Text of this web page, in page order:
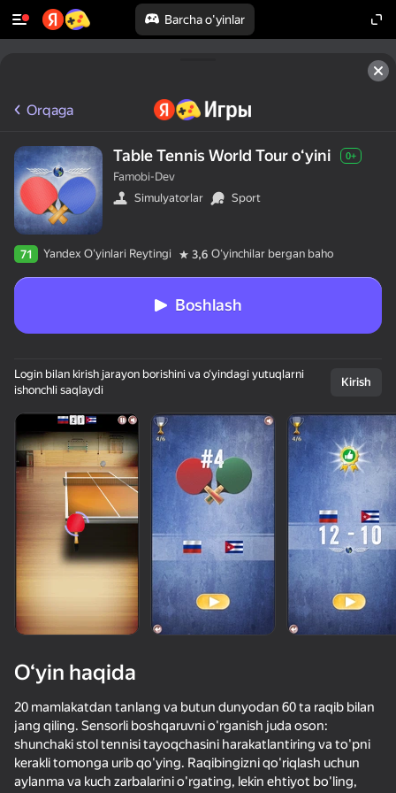
Barcha o'yinlar
Orqaga
Table Tennis World Tour oʻyini 0+
Famobi-Dev
Simulyatorlar
Sport
71 Yandex O'yinlari Reytingi 3,6 Oʻyinchilar bergan baho
Boshlash
Login bilan kirish jarayon borishini va o‘yindagi yutuqlarni
ishonchli saqlaydi
Kirish
O‘yin haqida
20 mamlakatdan tanlang va butun dunyodan 60 ta raqib bilan
jang qiling. Sensorli boshqaruvni o'rganish juda oson:
shunchaki stol tennisi tayoqchasini harakatlantiring va to'pni
kerakli tomonga urib qo'ying. Raqibingizni qo'riqlash uchun
aylanma va kuch zarbalarini o'rgating, lekin ehtiyot bo'ling,